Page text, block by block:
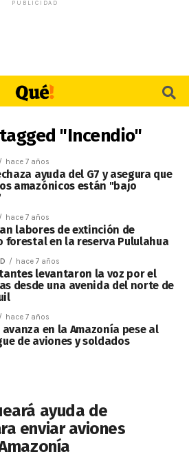
PUBLICIDAD
"Incendio"
hace 7 años
ayuda del G7 y asegura que
amazónicos están "bajo
hace 7 años
labores de extinción de
forestal en la reserva Pululahua
hace 7 años
levantaron la voz por el
desde una avenida del norte de
hace 7 años
avanza en la Amazonía pese al
de aviones y soldados
ayuda de
enviar aviones